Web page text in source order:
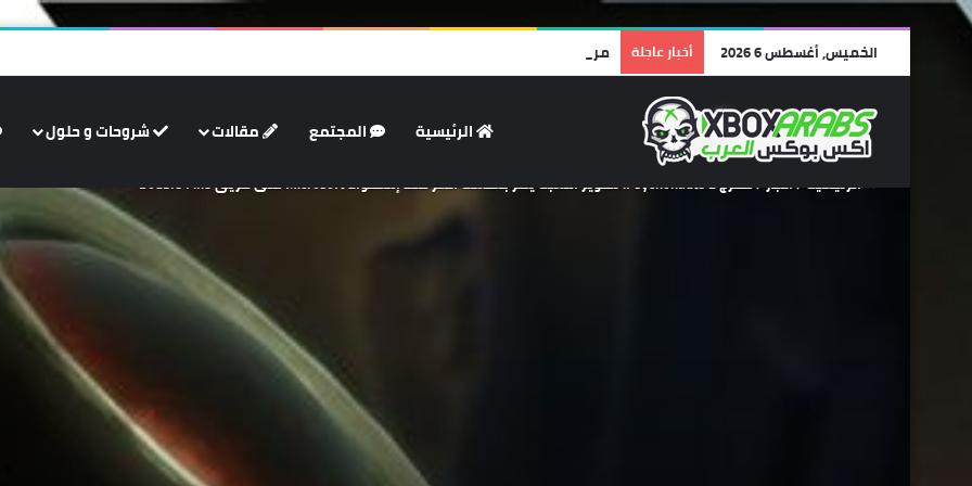
الخميس, أغسطس 6 2026 أخبار عاجلة مراجعة Lego Batman: Legacy of the Dark Knight | أفضل ألعاب الليجو… وأجمل رسالة حب لشخصية باتمان!
الرئيسية المجتمع مقالات شروحات و حلول
الرئيسية /أخبار/مخرج Psychonauts 2: تطوير اللعبة يمر بسلاسة أكثر منذ إستحواذ Microsoft على فريق Double Fine